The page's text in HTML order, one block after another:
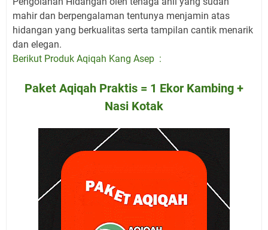
mahir dan berpengalaman tentunya menjamin atas
hidangan yang berkualitas serta tampilan cantik menarik
dan elegan.
Berikut Produk Aqiqah Kang Asep :
Paket Aqiqah Praktis = 1 Ekor Kambing +
Nasi Kotak